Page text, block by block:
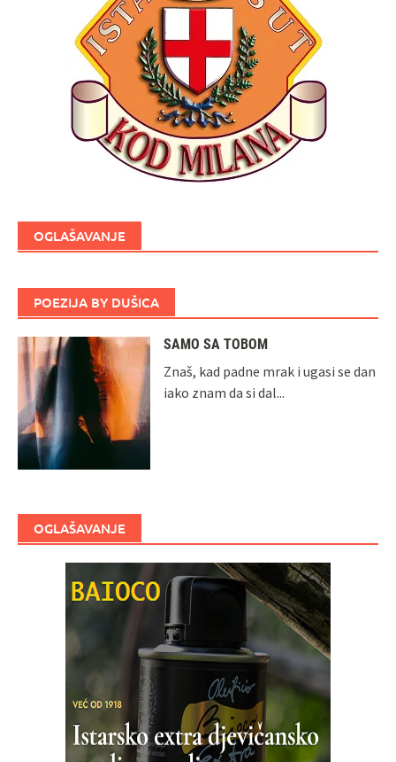
OGLAŠAVANJE
POEZIJA BY DUŠICA
SAMO SA TOBOM
Znaš, kad padne mrak i ugasi se dan
iako znam da si dal...
OGLAŠAVANJE